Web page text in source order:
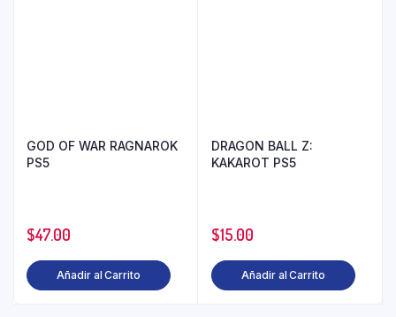
GOD OF WAR RAGNAROK
PS5
$47.00
Añadir al Carrito
DRAGON BALL Z:
KAKAROT PS5
$15.00
Añadir al Carrito